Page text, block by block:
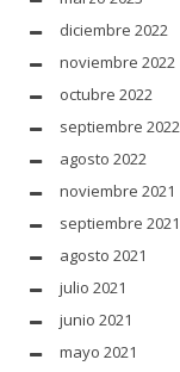
diciembre 2022
noviembre 2022
octubre 2022
septiembre 2022
agosto 2022
noviembre 2021
septiembre 2021
agosto 2021
julio 2021
junio 2021
mayo 2021